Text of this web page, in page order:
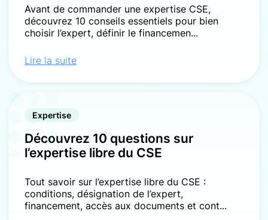
Avant de commander une expertise CSE,
découvrez 10 conseils essentiels pour bien
choisir l’expert, définir le financemen...
Lire la suite
Expertise
Découvrez 10 questions sur
l’expertise libre du CSE
Tout savoir sur l’expertise libre du CSE :
conditions, désignation de l’expert,
financement, accès aux documents et cont...